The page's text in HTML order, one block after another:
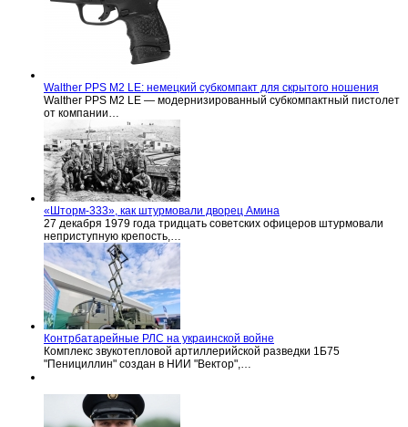
Walther PPS M2 LE: немецкий субкомпакт для скрытого ношения
Walther PPS M2 LE — модернизированный субкомпактный пистолет
от компании…
«Шторм-333», как штурмовали дворец Амина
27 декабря 1979 года тридцать советских офицеров штурмовали
неприступную крепость,…
Контрбатарейные РЛС на украинской войне
Комплекс звукотепловой артиллерийской разведки 1Б75
"Пенициллин" создан в НИИ "Вектор",…